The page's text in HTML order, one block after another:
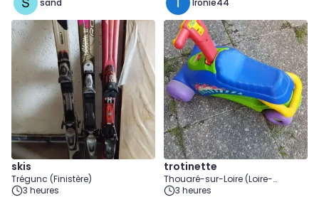
sand
skis
Trégunc (Finistère)
3 heures
Ironie44
trotinette
Thouaré-sur-Loire (Loire-
Atlantique)
3 heures